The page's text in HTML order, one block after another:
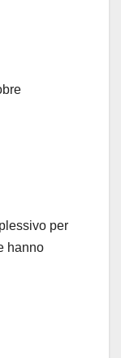
per
hanno